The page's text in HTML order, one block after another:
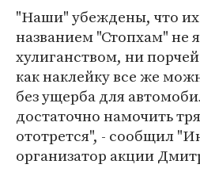
"Наши" убеждены, что
названием "Стопхам" не
хулиганством, ни
как наклейку все же
без ущерба для
достаточно намочить
ототрется", - сообщил
организатор акции